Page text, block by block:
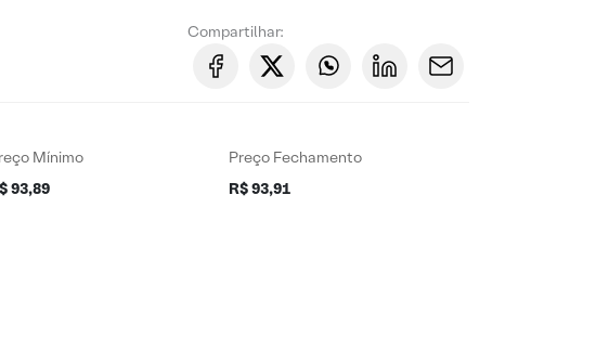
Compartilhar:
Mínimo
93,89
Preço Fechamento
R$ 93,91